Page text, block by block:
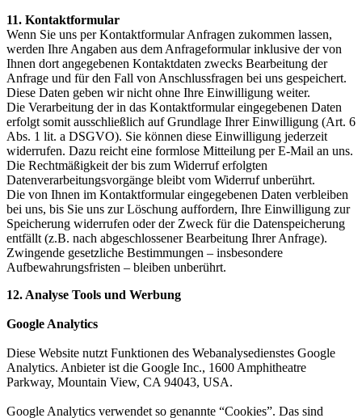
11. Kontaktformular
Wenn Sie uns per Kontaktformular Anfragen zukommen lassen,
werden Ihre Angaben aus dem Anfrageformular inklusive der von
Ihnen dort angegebenen Kontaktdaten zwecks Bearbeitung der
Anfrage und für den Fall von Anschlussfragen bei uns gespeichert.
Diese Daten geben wir nicht ohne Ihre Einwilligung weiter.
Die Verarbeitung der in das Kontaktformular eingegebenen Daten
erfolgt somit ausschließlich auf Grundlage Ihrer Einwilligung (Art. 6
Abs. 1 lit. a DSGVO). Sie können diese Einwilligung jederzeit
widerrufen. Dazu reicht eine formlose Mitteilung per E-Mail an uns.
Die Rechtmäßigkeit der bis zum Widerruf erfolgten
Datenverarbeitungsvorgänge bleibt vom Widerruf unberührt.
Die von Ihnen im Kontaktformular eingegebenen Daten verbleiben
bei uns, bis Sie uns zur Löschung auffordern, Ihre Einwilligung zur
Speicherung widerrufen oder der Zweck für die Datenspeicherung
entfällt (z.B. nach abgeschlossener Bearbeitung Ihrer Anfrage).
Zwingende gesetzliche Bestimmungen – insbesondere
Aufbewahrungsfristen – bleiben unberührt.
12. Analyse Tools und Werbung
Google Analytics
Diese Website nutzt Funktionen des Webanalysedienstes Google
Analytics. Anbieter ist die Google Inc., 1600 Amphitheatre
Parkway, Mountain View, CA 94043, USA.
Google Analytics verwendet so genannte “Cookies”. Das sind